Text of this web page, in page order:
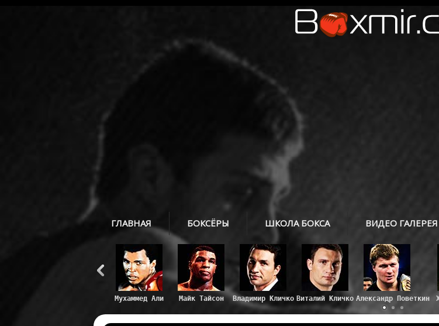
ГЛАВНАЯ БОКСЁРЫ ШКОЛА БОКСА ВИДЕО ГАЛЕРЕЯ
Майк Тайсон
Владимир Кличко
Виталий Кличко Александр Поветкин